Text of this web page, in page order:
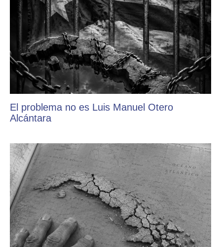
El problema no es Luis Manuel Otero
Alcántara